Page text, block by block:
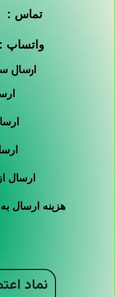
تماس :
ارسال
ارسال
هزینه ارسال
نماد